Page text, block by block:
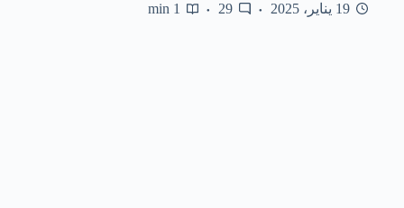
19 يناير، 2025 29
1 min